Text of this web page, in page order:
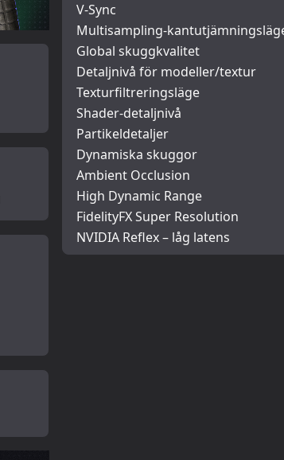
V-Sync
Multisampling-
Global skuggkvalitet
Detaljnivå för modeller/textur
Texturfiltreringsläge
Shader-detaljnivå
Partikeldetaljer
Dynamiska skuggor
Ambient Occlusion
High Dynamic Range
FidelityFX Super Resolution
NVIDIA Reflex – låg latens